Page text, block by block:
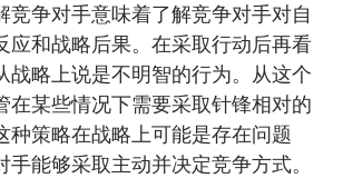
竞争对手意味着了解竞争对手对自
应和战略后果。在采取行动后再看
战略上说是不明智的行为。从这个
在某些情况下需要采取针锋相对的
种策略在战略上可能是存在问题
手能够采取主动并决定竞争方式。